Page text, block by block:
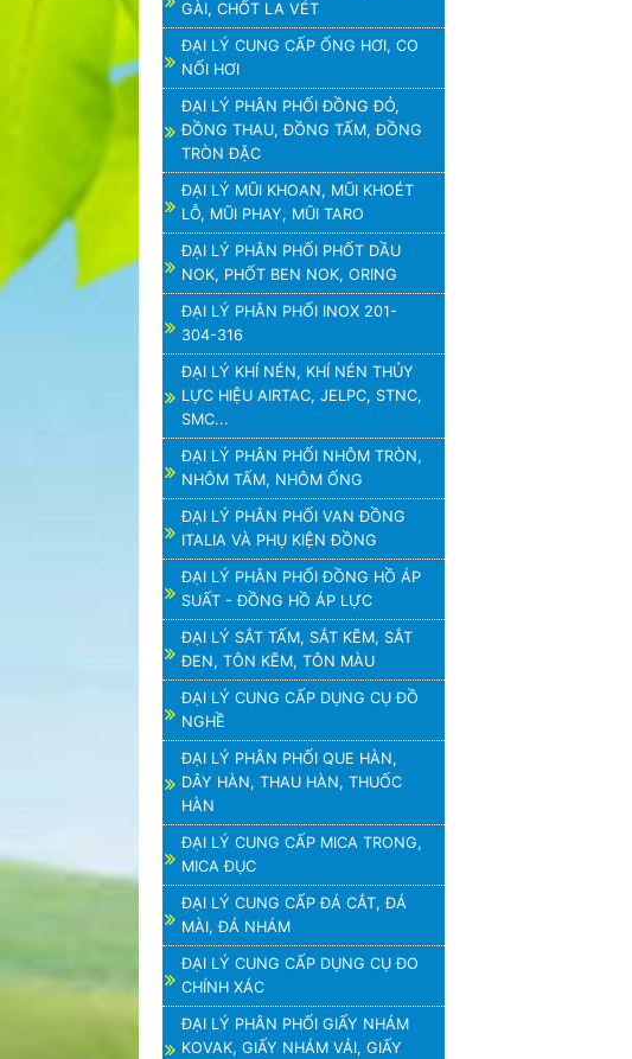
GÀI, CHỐT LA VÉT
ĐẠI LÝ CUNG CẤP ỐNG HƠI, CO
NỐI HƠI
ĐẠI LÝ PHÂN PHỐI ĐỒNG ĐỎ,
ĐỒNG THAU, ĐỒNG TẤM, ĐỒNG
TRÒN ĐẶC
ĐẠI LÝ MŨI KHOAN, MŨI KHOÉT
LỖ, MŨI PHAY, MŨI TARO
ĐẠI LÝ PHÂN PHỐI PHỐT DẦU
NOK, PHỐT BEN NOK, ORING
ĐẠI LÝ PHÂN PHỐI INOX 201-
304-316
ĐẠI LÝ KHÍ NÉN, KHÍ NÉN THỦY
LỰC HIỆU AIRTAC, JELPC, STNC,
SMC...
ĐẠI LÝ PHÂN PHỐI NHÔM TRÒN,
NHÔM TẤM, NHÔM ỐNG
ĐẠI LÝ PHÂN PHỐI VAN ĐỒNG
ITALIA VÀ PHỤ KIỆN ĐỒNG
ĐẠI LÝ PHÂN PHỐI ĐỒNG HỒ ÁP
SUẤT - ĐỒNG HỒ ÁP LỰC
ĐẠI LÝ SẮT TẤM, SẮT KẼM, SẮT
ĐEN, TÔN KẼM, TÔN MÀU
ĐẠI LÝ CUNG CẤP DỤNG CỤ ĐỒ
NGHỀ
ĐẠI LÝ PHÂN PHỐI QUE HÀN,
DÂY HÀN, THAU HÀN, THUỐC
HÀN
ĐẠI LÝ CUNG CẤP MICA TRONG,
MICA ĐỤC
ĐẠI LÝ CUNG CẤP ĐÁ CẮT, ĐÁ
MÀI, ĐÁ NHÁM
ĐẠI LÝ CUNG CẤP DỤNG CỤ ĐO
CHÍNH XÁC
ĐẠI LÝ PHÂN PHỐI GIẤY NHÁM
KOVAK, GIẤY NHÁM VẢI, GIẤY